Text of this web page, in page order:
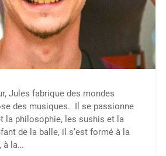
Jules fabrique des mondes
des musiques. Il se passionne
la philosophie, les sushis et la
de la balle, il s’est formé à la
à la…